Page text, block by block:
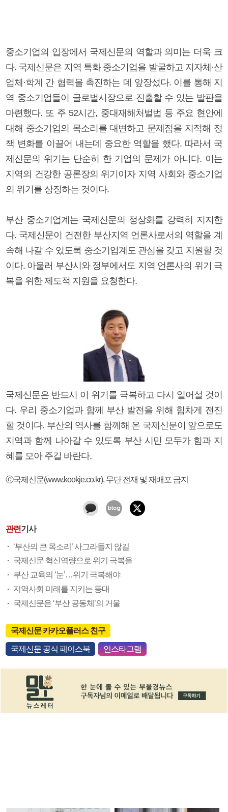
중소기업의 입장에서 국제신문의 역할과 의미는 더욱 크
다. 국제신문은 지역 특화 중소기업을 발굴하고 지자체·산
업체·학계 간 협력을 촉진하는 데 앞장섰다. 이를 통해 지
역 중소기업들이 글로벌시장으로 진출할 수 있는 발판을
마련했다. 또 주 52시간, 중대재해처벌법 등 주요 현안에
대해 중소기업의 목소리를 대변하고 문제점을 지적해 정
책 변화를 이끌어 내는데 중요한 역할을 했다. 따라서 국
제신문의 위기는 단순히 한 기업의 문제가 아니다. 이는
지역의 건강한 공론장의 위기이자 지역 사회와 중소기업
의 위기를 상징하는 것이다.
부산 중소기업계는 국제신문의 정상화를 강력히 지지한
다. 국제신문이 건전한 부산지역 언론사로서의 역할을 계
속해 나갈 수 있도록 중소기업계도 관심을 갖고 지원할 것
이다. 아울러 부산시와 정부에서도 지역 언론사의 위기 극
복을 위한 제도적 지원을 요청한다.
국제신문은 반드시 이 위기를 극복하고 다시 일어설 것이
다. 우리 중소기업과 함께 부산 발전을 위해 힘차게 전진
할 것이다. 부산의 역사를 함께해 온 국제신문이 앞으로도
지역과 함께 나아갈 수 있도록 부산 시민 모두가 힘과 지
혜를 모아 주길 바란다.
ⓒ국제신문(www.kookje.co.kr), 무단 전재 및 재배포 금지
관련기사
‘부산의 큰 목소리’ 사그라들지 않길
국제신문 혁신역량으로 위기 극복을
부산 교육의 ‘눈’…위기 극복해야
지역사회 미래를 지키는 등대
국제신문은 ‘부산 공동체’의 거울
국제신문 카카오플러스 친구
국제신문 공식 페이스북 인스타그램